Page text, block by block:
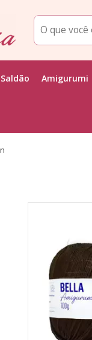
Saldão Amigurumi